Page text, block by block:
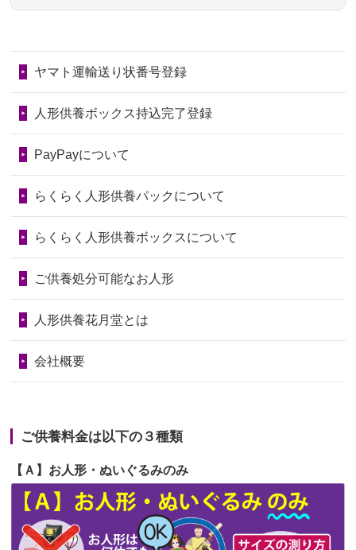
ました。お...
2026/06/28きちんと供養していただけると思った
ので、お願...
いたことが...
2026/06/28老後のことを考え体力のあるうちに身
2026/06/28人形たちに これまで本当にありがとう
天...
2026/06/24今は亡き両親が孫（私の子供）の初節
句に贈って...
が伸びた時...
2026/06/22
娘の初めてのひな祭りにあわせて、娘
の祖父母か...
2026/06/20
雛人形をお道具も含め一式で引き取っ
てくださる...
しょうか？
2024/01/04ガラスケースは外しても良いですか？
第78回人形供養祭令和7年6月20日(金)
第76回人形供養祭令和7年2月28日(金)
第75回人形供養祭令和7年1月17日(金)
第73回人形供養祭令和6年10月17日(木)
第71回人形供養祭令和6年8月1日(木)
第70回人形供養祭令和6年6月21日(金)
第68回人形供養祭令和6年3月22日(金)
第65回人形供養祭令和5年11月09日(木)
第64回人形供養祭令和5年9月21日(木)
第63回人形供養祭 令和5年8月1日(火)
第62回人形供養祭令和5年6月21日(水)
ヤマト運輸送り状番号登録
人形供養ボックス持込完了登録
PayPayについて
らくらく人形供養パックについて
らくらく人形供養ボックスについて
ご供養処分可能なお人形
人形供養花月堂とは
会社概要
ご供養料金は以下の３種類
【Ａ】お人形・ぬいぐるみのみ